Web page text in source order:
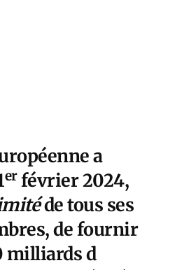
a
erfévrier 2024,
de tous ses
de fournir
milliards d